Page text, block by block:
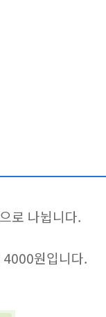
로 나뉩니다.
원입니다.